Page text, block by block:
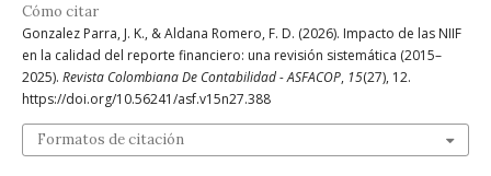
Cómo citar
Gonzalez Parra, J. K., & Aldana Romero, F. D. (2026). Impacto de las NIIF
en la calidad del reporte financiero: una revisión sistemática (2015–
2025). Revista Colombiana De Contabilidad - ASFACOP, 15(27), 12.
https://doi.org/10.56241/asf.v15n27.388
Formatos de citación